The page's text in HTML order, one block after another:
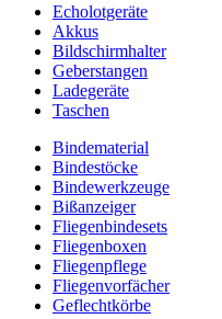
Echolotgeräte
Akkus
Bildschirmhalter
Geberstangen
Ladegeräte
Taschen
Bindematerial
Bindestöcke
Bindewerkzeuge
Bißanzeiger
Fliegenbindesets
Fliegenboxen
Fliegenpflege
Fliegenvorfächer
Geflechtkörbe